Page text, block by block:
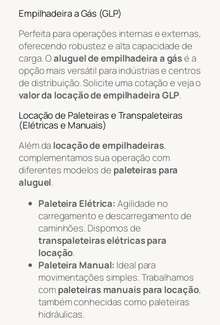
Empilhadeira a Gás (GLP)
Perfeita para operações internas e externas,
oferecendo robustez e alta capacidade de
carga. Oaluguel de empilhadeira a gásé a
opção mais versátil para indústrias e centros
de distribuição. Solicite uma cotação e veja o
valor da locação de empilhadeira GLP.
Locação de Paleteiras e Transpaleteiras
(Elétricas e Manuais)
Além da locação de empilhadeiras,
complementamos sua operação com
diferentes modelos de paleteiras para
aluguel.
Paleteira Elétrica:Agilidade no
carregamento e descarregamento de
caminhões. Dispomos de
transpaleteiras elétricas para
locação.
Paleteira Manual: Ideal para
movimentações simples. Trabalhamos
compaleteiras manuais para locação,
também conhecidas como paleteiras
hidráulicas.